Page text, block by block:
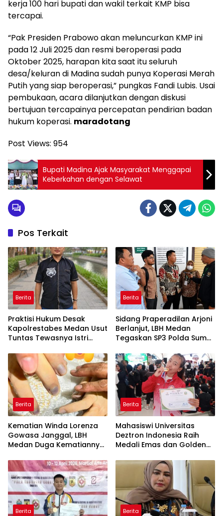
kerja 100 hari bupati dan wakil terkait KMP bisa
tercapai.
“Pak Presiden Prabowo akan meluncurkan KMP ini
pada 12 Juli 2025 dan resmi beroperasi pada
Oktober 2025, harapan kita saat itu seluruh
desa/keluran di Madina sudah punya Koperasi Merah
Putih yang siap beroperasi,” pungkas Fandi Lubis. Usai
pembukaan, acara dilanjutkan dengan diskusi
bertujuan tercapainya percepatan pendirian badan
hukum koperasi. maradotang
Post Views: 954
Bupati Madina Ajak Masyarakat Menggapai
Keberkahan dengan Selawat
Pos Terkait
Berita
Praktisi Hukum Desak
Kapolrestabes Medan Usut
Tuntas Tewasnya Istri
Berita
Sidang Praperadilan Arjoni
Berlanjut, LBH Medan
Tegaskan SP3 Polda Sumut
Berita
Kematian Winda Lorenza
Gowasa Janggal, LBH
Medan Duga Kematiannya
Ada Dugaan Tundak
Pidana
Berita
Mahasiswi Universitas
Deztron Indonesia Raih
Medali Emas dan Golden
Berita Berita